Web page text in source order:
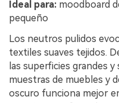
Ideal para: moodboard
pequeño
Los neutros pulidos
textiles suaves tejidos.
las superficies grandes
muestras de muebles y
oscuro funciona mejor